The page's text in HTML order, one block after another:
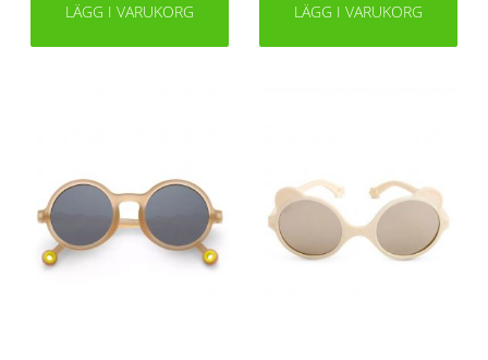
LÄGG I VARUKORG LÄGG I VARUKORG